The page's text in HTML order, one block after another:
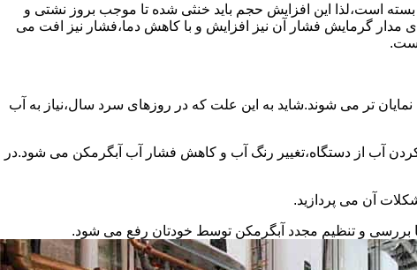
بسته است،لذا این افزایش حجم باید خنثی شده تا موجب بروز نشتی و
مدار گرمایش فشار آن نیز افزایش و با کاهش دما،فشار نیز افت می
است.
تر می شوند.شاید به این علت که در روزهای سرد سال،نیاز به آب
آب از دستگاه،تغییر رنگ آب و کاهش فشار آب آبگرمکن می شود.در
آن می پردازید.
بررسی و تنظیم مجدد آبگرمکن توسط خودتان رفع می شود.